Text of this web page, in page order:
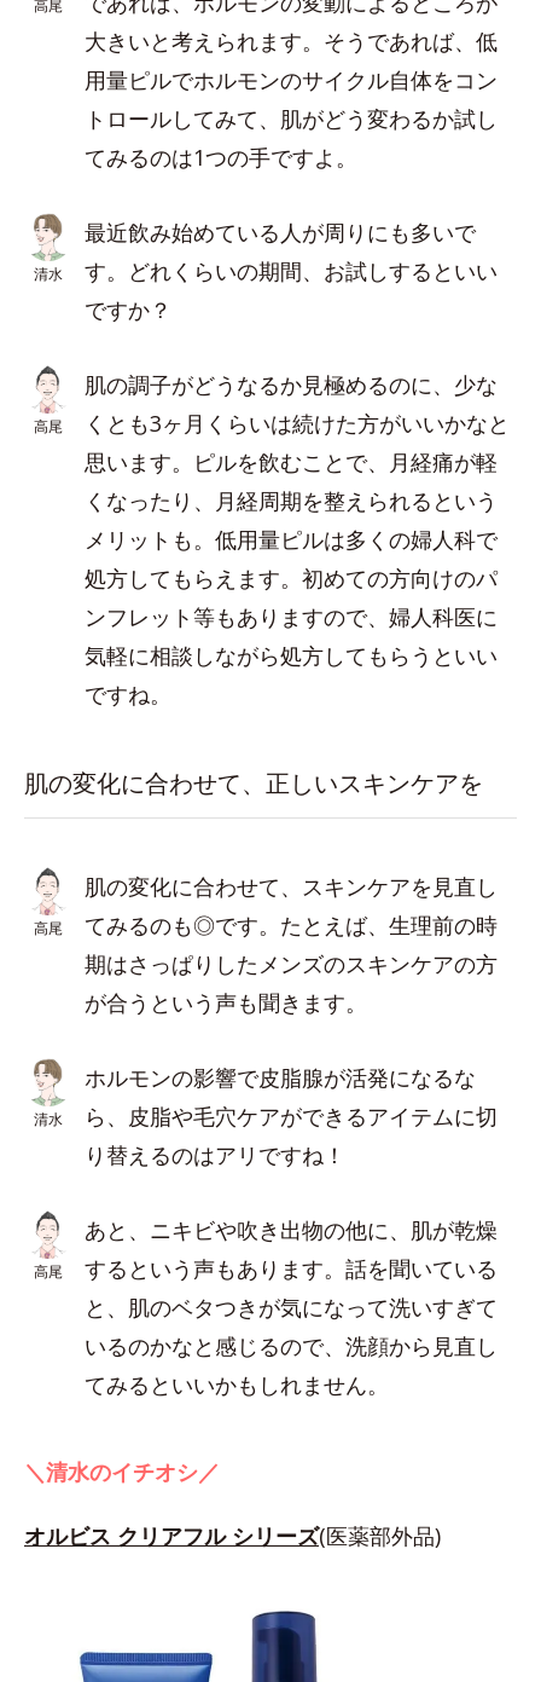
高尾
大きいと考えられます。そうであれば、低
用量ピルでホルモンのサイクル自体をコン
トロールしてみて、肌がどう変わるか試し
てみるのは1つの手ですよ。
清水
最近飲み始めている人が周りにも多いで
す。どれくらいの期間、お試しするといい
ですか？
高尾
肌の調子がどうなるか見極めるのに、少な
くとも3ヶ月くらいは続けた方がいいかなと
思います。ピルを飲むことで、月経痛が軽
くなったり、月経周期を整えられるという
メリットも。低用量ピルは多くの婦人科で
処方してもらえます。初めての方向けのパ
ンフレット等もありますので、婦人科医に
気軽に相談しながら処方してもらうといい
ですね。
肌の変化に合わせて、正しいスキンケアを
高尾
肌の変化に合わせて、スキンケアを見直し
てみるのも◎です。たとえば、生理前の時
期はさっぱりしたメンズのスキンケアの方
が合うという声も聞きます。
清水
ホルモンの影響で皮脂腺が活発になるな
ら、皮脂や毛穴ケアができるアイテムに切
り替えるのはアリですね！
高尾
あと、ニキビや吹き出物の他に、肌が乾燥
するという声もあります。話を聞いている
と、肌のベタつきが気になって洗いすぎて
いるのかなと感じるので、洗顔から見直し
てみるといいかもしれません。
＼清水のイチオシ／
オルビス クリアフル シリーズ(医薬部外品)